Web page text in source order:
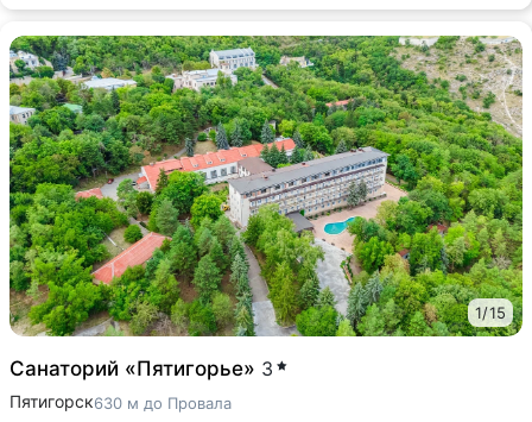
1/15
Санаторий «Пятигорье» 3
Пятигорск630 м до Провала